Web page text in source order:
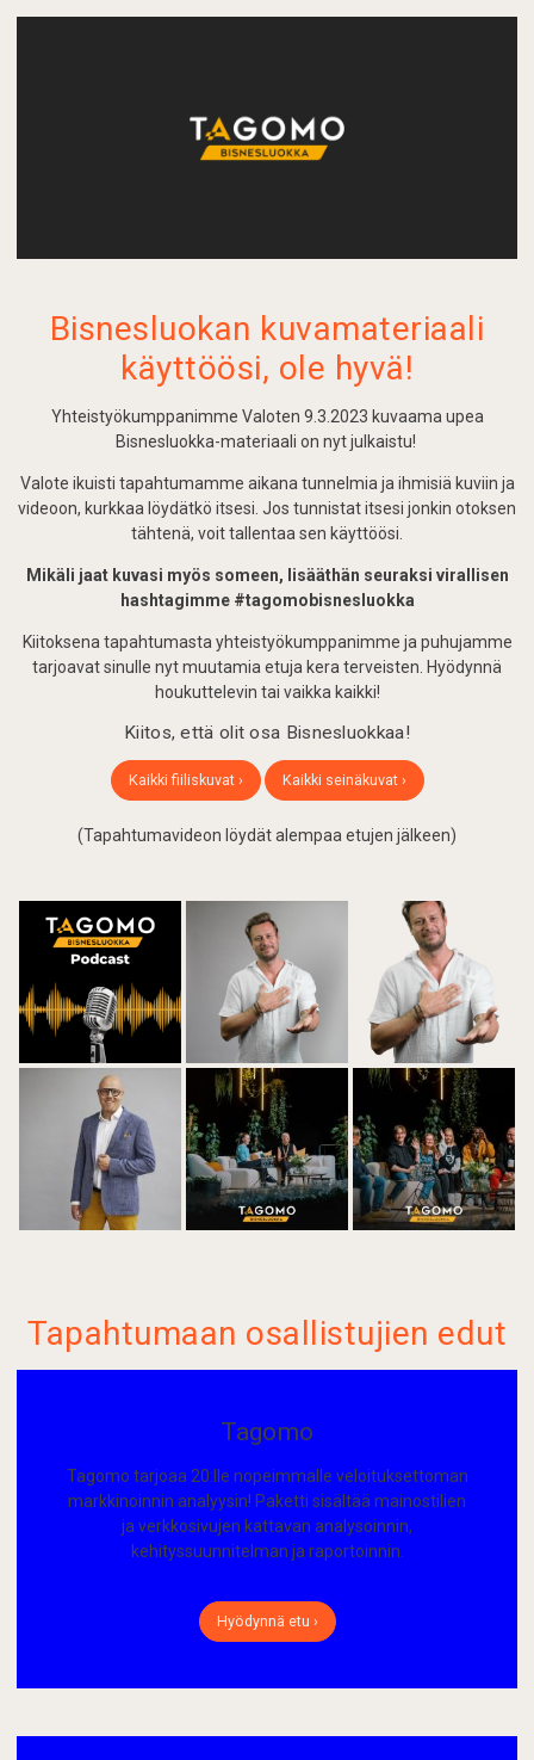
Bisnesluokan kuvamateriaali
käyttöösi, ole hyvä!
Yhteistyökumppanimme Valoten 9.3.2023 kuvaama upea
Bisnesluokka-materiaali on nyt julkaistu!
Valote ikuisti tapahtumamme aikana tunnelmia ja ihmisiä kuviin ja
videoon, kurkkaa löydätkö itsesi. Jos tunnistat itsesi jonkin otoksen
tähtenä, voit tallentaa sen käyttöösi.
Mikäli jaat kuvasi myös someen, lisääthän seuraksi virallisen
hashtagimme #tagomobisnesluokka
Kiitoksena tapahtumasta yhteistyökumppanimme ja puhujamme
tarjoavat sinulle nyt muutamia etuja kera terveisten. Hyödynnä
houkuttelevin tai vaikka kaikki!
Kiitos, että olit osa Bisnesluokkaa!
Kaikki fiiliskuvat › Kaikki seinäkuvat ›
(Tapahtumavideon löydät alempaa etujen jälkeen)
Tapahtumaan osallistujien edut
Tagomo
Tagomo tarjoaa 20:lle nopeimmalle veloituksettoman
markkinoinnin analyysin! Paketti sisältää mainostilien
ja verkkosivujen kattavan analysoinnin,
kehityssuunnitelman ja raportoinnin.
Hyödynnä etu ›